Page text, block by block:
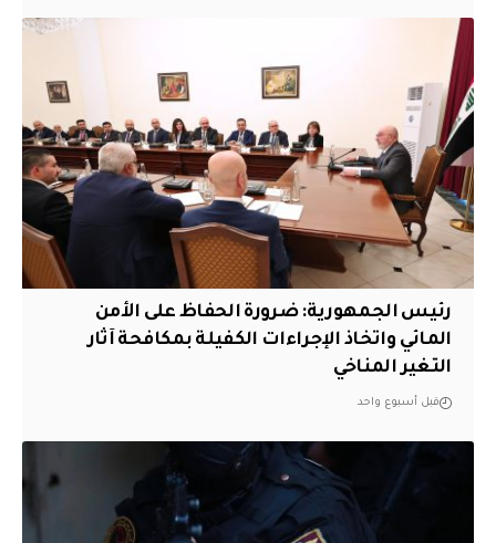
رئيس الجمهورية: ضرورة الحفاظ على الأمن
المائي واتخاذ الإجراءات الكفيلة بمكافحة آثار
التغير المناخي
قبل أسبوع واحد